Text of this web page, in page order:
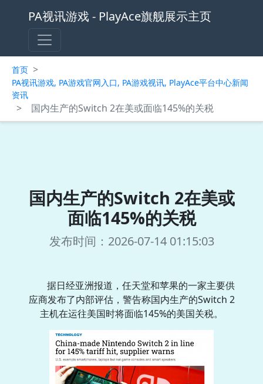
PA视讯游戏 - PlayAce旗舰展示主页
首页 >
PA视讯游戏, PA游戏官网入口, PA游戏视讯, PlayAce平台中心新闻
资讯
> 国内生产的Switch 2在美或面临145%的关税
国内生产的Switch 2在美或
面临145%的关税
发布时间：2026-07-14 01:15:03
据日经亚洲报道，任天堂和苹果的一家主要供
应商发布了内部评估，警告称国内生产的Switch 2
主机在运往美国时将面临145%的美国关税。